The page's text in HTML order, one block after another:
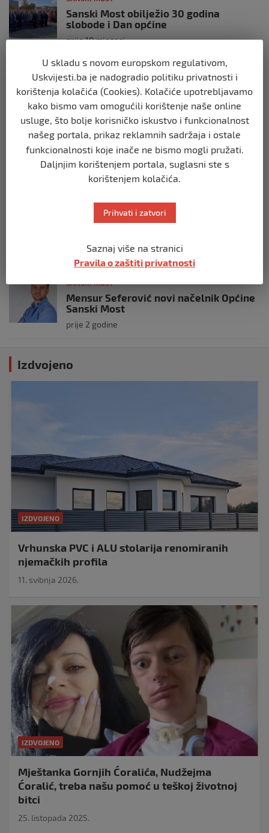
Sanski Most obilježio 30 godina
slobode i Dan općine
prije 10 mjeseci
Načelnik Seferović podržao razvoj
košarke u Sanskom Mostu
prije 2 godine
Na Bolji, pravedniji svijet preselio je
naš Amir Amko Bajrić
prije 2 godine
SANSKI MOST
prije 2 godine
SANSKI MOST
Mensur Seferović novi načelnik Općine
Sanski Most
prije 2 godine
Izdvojeno
IZDVOJENO
Vrhunska PVC i ALU stolarija renomiranih
njemačkih profila
11. svibnja 2026.
IZDVOJENO
Mještanka Gornjih Ćoralića, Nudžejma
Ćoralić, treba našu pomoć u teškoj životnoj
bitci
25. listopada 2025.
U skladu s novom europskom regulativom,
Uskvijesti.ba je nadogradio politiku privatnosti i
korištenja kolačića (Cookies). Kolačiće upotrebljavamo
kako bismo vam omogućili korištenje naše online
usluge, što bolje korisničko iskustvo i funkcionalnost
našeg portala, prikaz reklamnih sadržaja i ostale
funkcionalnosti koje inače ne bismo mogli pružati.
Daljnjim korištenjem portala, suglasni ste s
korištenjem kolačića.
Prihvati i zatvori
Saznaj više na stranici
Pravila o zaštiti privatnosti